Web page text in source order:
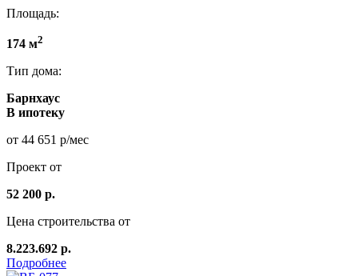
Площадь:
174 м2
Тип дома:
Барнхаус
В ипотеку
от 44 651 р/мес
Проект от
52 200 р.
Цена строительства от
8.223.692 р.
Подробнее